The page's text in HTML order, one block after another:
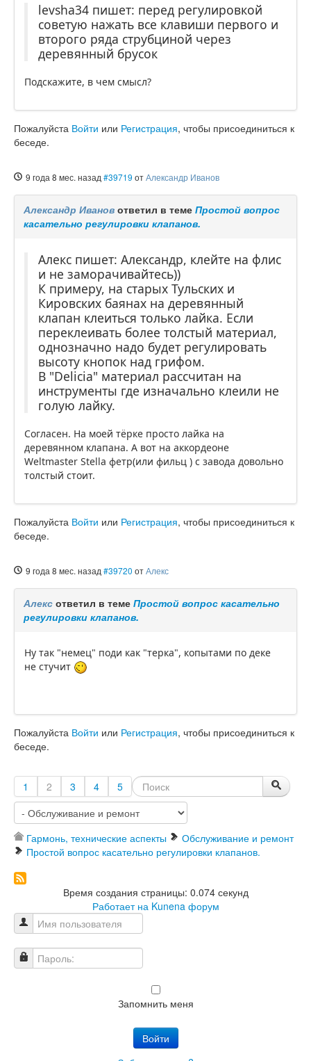
levsha34 пишет: перед регулировкой
советую нажать все клавиши первого и
второго ряда струбциной через
деревянный брусок
Подскажите, в чем смысл?
Пожалуйста Войти или Регистрация, чтобы присоединиться к
беседе.
9 года 8 мес. назад #39719 отАлександр Иванов
Александр Иванов ответил в теме Простой вопрос
касательно регулировки клапанов.
Алекс пишет: Александр, клейте на флис
и не заморачивайтесь))
К примеру, на старых Тульских и
Кировских баянах на деревянный
клапан клеиться только лайка. Если
переклеивать более толстый материал,
однозначно надо будет регулировать
высоту кнопок над грифом.
В "Delicia" материал рассчитан на
инструменты где изначально клеили не
голую лайку.
Согласен. На моей тёрке просто лайка на
деревянном клапана. А вот на аккордеоне
Weltmaster Stella фетр(или фильц ) с завода довольно
толстый стоит.
Пожалуйста Войти или Регистрация, чтобы присоединиться к
беседе.
9 года 8 мес. назад #39720 отАлекс
Алекс ответил в теме Простой вопрос касательно
регулировки клапанов.
Ну так "немец" поди как "терка", копытами по деке
не стучит
Пожалуйста Войти или Регистрация, чтобы присоединиться к
беседе.
1 2 3 4 5
Гармонь, технические аспекты
Обслуживание и ремонт
Простой вопрос касательно регулировки клапанов.
Время создания страницы: 0.074 секунд
Работает на Kunena форум
Имя пользователя
Пароль:
Запомнить меня
Войти